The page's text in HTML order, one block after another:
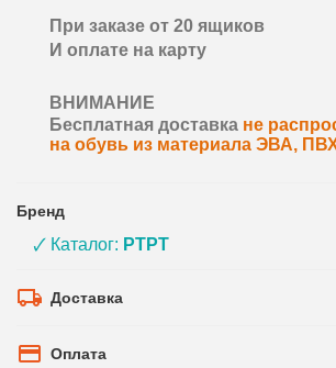
При заказе от 20 ящиков
И оплате на карту
ВНИМАНИЕ
Бесплатная доставка не
на обувь из материала ЭВА,
Бренд
🗸 Каталог: PTPT
Доставка
Оплата